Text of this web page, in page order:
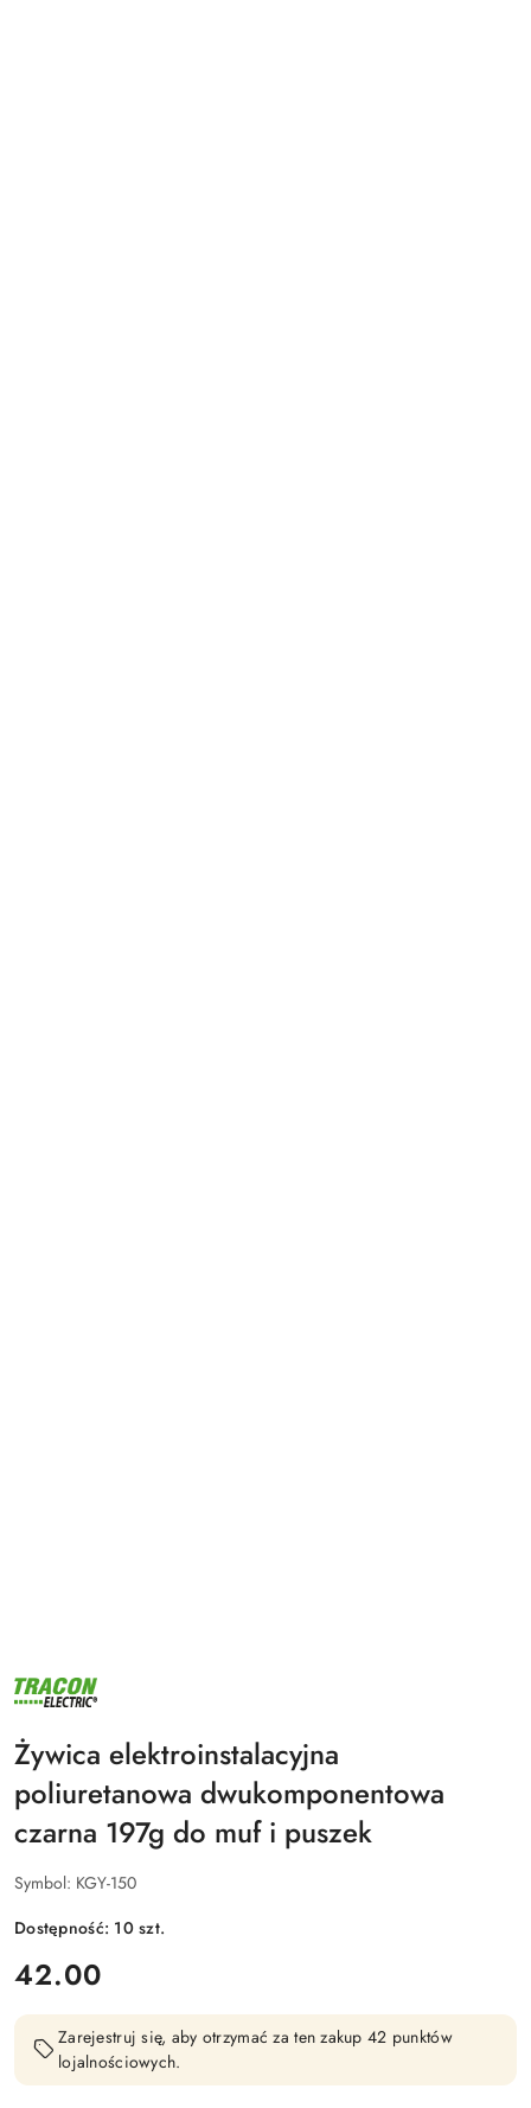
NAZWA
PRODUCENTA:
ELECTRIC
Żywica elektroinstalacyjna
poliuretanowa dwukomponentowa
czarna 197g do muf i puszek
Symbol: KGY-150
Dostępność: 10szt.
cena:
42.00
Zarejestruj się, aby otrzymać za ten zakup 42 punktów
lojalnościowych.